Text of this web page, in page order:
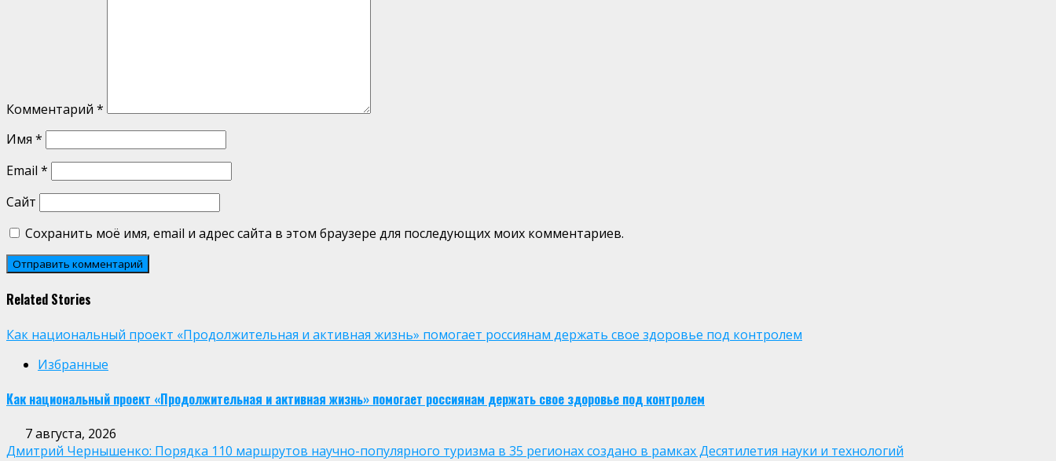
Комментарий *
Имя *
Email *
Сайт
Сохранить моё имя, email и адрес сайта в этом браузере для последующих моих комментариев.
Related Stories
Как национальный проект «Продолжительная и активная жизнь» помогает россиянам держать свое здоровье под контролем
Избранные
Как национальный проект «Продолжительная и активная жизнь» помогает россиянам держать свое здоровье под контролем
7 августа, 2026
Дмитрий Чернышенко: Порядка 110 маршрутов научно-популярного туризма в 35 регионах создано в рамках Десятилетия науки и технологий